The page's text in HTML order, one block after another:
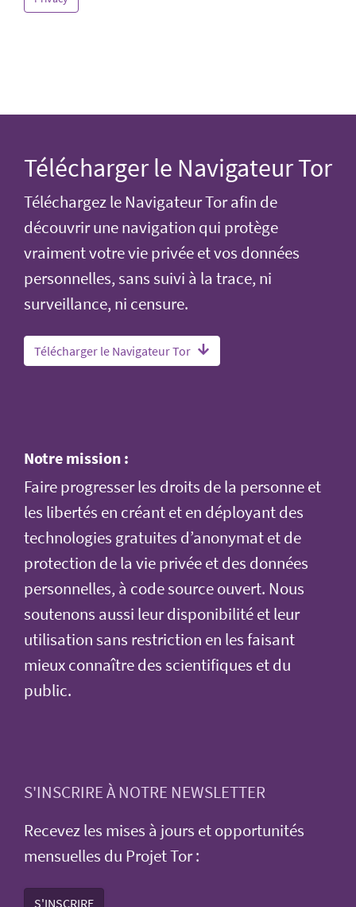
Télécharger le Navigateur Tor
Téléchargez le Navigateur Tor afin de
découvrir une navigation qui protège
vraiment votre vie privée et vos données
personnelles, sans suivi à la trace, ni
surveillance, ni censure.
Télécharger le Navigateur Tor
Notre mission :
Faire progresser les droits de la personne et
les libertés en créant et en déployant des
technologies gratuites d’anonymat et de
protection de la vie privée et des données
personnelles, à code source ouvert. Nous
soutenons aussi leur disponibilité et leur
utilisation sans restriction en les faisant
mieux connaître des scientifiques et du
public.
S'INSCRIRE À NOTRE NEWSLETTER
Recevez les mises à jours et opportunités
mensuelles du Projet Tor :
S'INSCRIRE